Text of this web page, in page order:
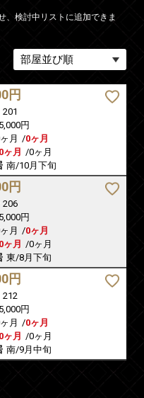
、検討中リストに追加できま
円
201
円
月 /0ヶ月
0ヶ月 /0ヶ月
南/10月下旬
円
206
円
月 /0ヶ月
0ヶ月 /0ヶ月
東/8月下旬
円
212
円
月 /0ヶ月
0ヶ月 /0ヶ月
南/9月中旬